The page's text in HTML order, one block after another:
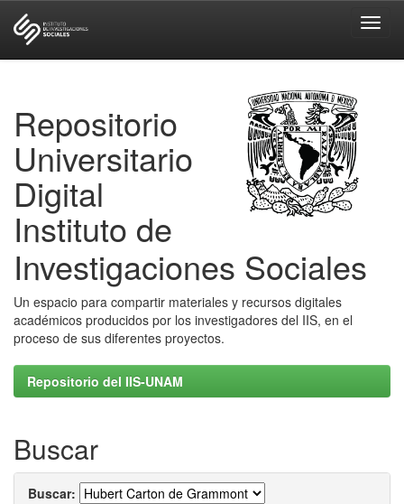
Repositorio
Universitario
Digital
Instituto de
Investigaciones Sociales
Un espacio para compartir materiales y recursos digitales
académicos producidos por los investigadores del IIS, en el
proceso de sus diferentes proyectos.
Repositorio del IIS-UNAM
Buscar
Buscar: